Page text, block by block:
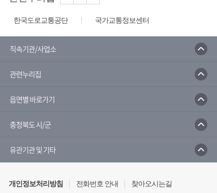
한국도로교통공단
국가교통정보센터
한국수자원공사
물사랑홈페이지
직속기관/사업소
관련누리집
읍면별 바로가기
충청북도 시/군
유관기관 및 기타
개인정보처리방침 전화번호 안내 찾아오시는길